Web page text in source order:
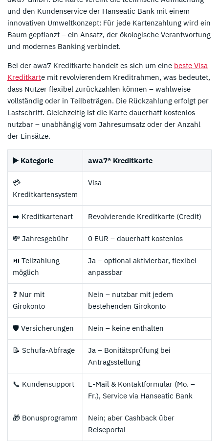
und den Kundenservice der Hanseatic Bank mit einem
innovativen Umweltkonzept: Für jede Kartenzahlung wird ein
Baum gepflanzt – ein Ansatz, der ökologische Verantwortung
und modernes Banking verbindet.
Bei der awa7 Kreditkarte handelt es sich um eine beste Visa
Kreditkarte mit revolvierendem Kreditrahmen, was bedeutet,
dass Nutzer flexibel zurückzahlen können – wahlweise
vollständig oder in Teilbeträgen. Die Rückzahlung erfolgt per
Lastschrift. Gleichzeitig ist die Karte dauerhaft kostenlos
nutzbar – unabhängig vom Jahresumsatz oder der Anzahl
der Einsätze.
▶️ Kategorie awa7® Kreditkarte
💳
Kreditkartensystem
Visa
➡️ Kreditkartenart Revolvierende Kreditkarte (Credit)
💸 Jahresgebühr 0 EUR – dauerhaft kostenlos
⏯️ Teilzahlung
möglich
Ja – optional aktivierbar, flexibel
anpassbar
❓ Nur mit
Girokonto
Nein – nutzbar mit jedem
bestehenden Girokonto
🛡️ Versicherungen Nein – keine enthalten
📝 Schufa-Abfrage
Ja – Bonitätsprüfung bei
Antragsstellung
📞 Kundensupport
E-Mail & Kontaktformular (Mo. –
Fr.), Service via Hanseatic Bank
🎁 Bonusprogramm
Nein; aber Cashback über
Reiseportal